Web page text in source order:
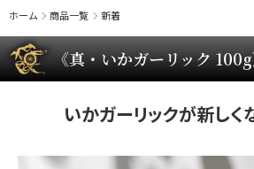
ホーム 商品一覧 新着
《真・いかガーリック
いかガーリックが新しく